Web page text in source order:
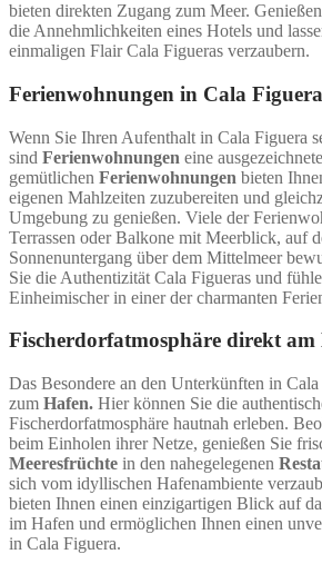
bieten direkten Zugang zum Meer.
die Annehmlichkeiten eines Hotels und
einmaligen Flair Cala Figueras verzaubern.
Ferienwohnungen in Cala Figuera
Wenn Sie Ihren Aufenthalt in Cala Figuera
sind Ferienwohnungen eine
gemütlichen Ferienwohnungen bieten
eigenen Mahlzeiten zuzubereiten und
Umgebung zu genießen. Viele der
Terrassen oder Balkone mit Meerblick, auf
Sonnenuntergang über dem Mittelmeer
Sie die Authentizität Cala Figueras und
Einheimischer in einer der charmanten
Fischerdorfatmosphäre direkt am
Das Besondere an den Unterkünften in
zum Hafen. Hier können Sie die
Fischerdorfatmosphäre hautnah erleben.
beim Einholen ihrer Netze, genießen Sie
Meeresfrüchte in den nahegelegenen
sich vom idyllischen Hafenambiente
bieten Ihnen einen einzigartigen Blick auf
im Hafen und ermöglichen Ihnen einen
in Cala Figuera.